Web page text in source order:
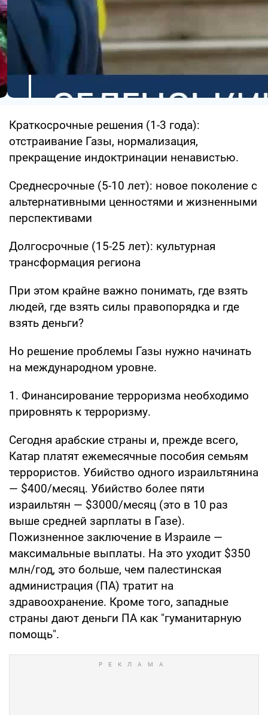
Краткосрочные решения (1-3 года):
отстраивание Газы, нормализация,
прекращение индоктринации ненавистью.
Среднесрочные (5-10 лет): новое поколение с
альтернативными ценностями и жизненными
перспективами
Долгосрочные (15-25 лет): культурная
трансформация региона
При этом крайне важно понимать, где взять
людей, где взять силы правопорядка и где
взять деньги?
Но решение проблемы Газы нужно начинать
на международном уровне.
1. Финансирование терроризма необходимо
прировнять к терроризму.
Сегодня арабские страны и, прежде всего,
Катар платят ежемесячные пособия семьям
террористов. Убийство одного израильтянина
— $400/месяц. Убийство более пяти
израильтян — $3000/месяц (это в 10 раз
выше средней зарплаты в Газе).
Пожизненное заключение в Израиле —
максимальные выплаты. На это уходит $350
млн/год, это больше, чем палестинская
администрация (ПА) тратит на
здравоохранение. Кроме того, западные
страны дают деньги ПА как "гуманитарную
помощь".